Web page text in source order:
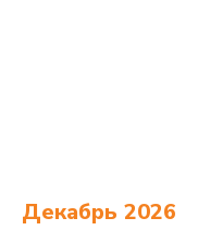
Декабрь 2026